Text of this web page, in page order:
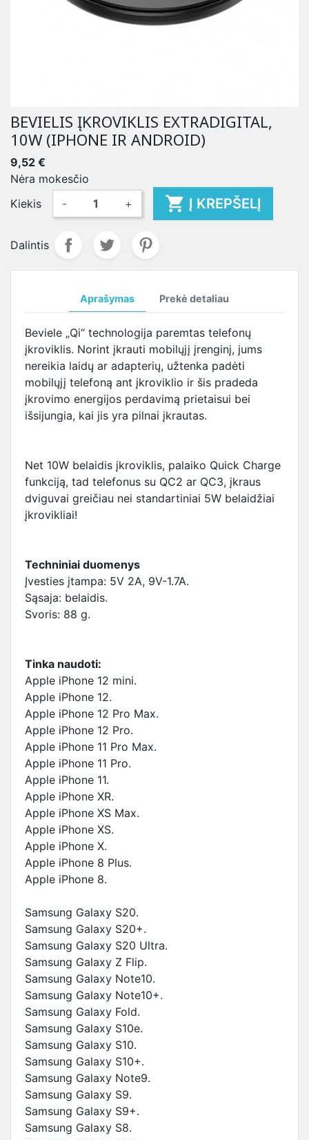
BEVIELIS ĮKROVIKLIS EXTRADIGITAL,
10W (IPHONE IR ANDROID)
9,52 €
Nėra mokesčio
Kiekis
- +  Į KREPŠELĮ
Dalintis
Aprašymas Prekė detaliau
Beviele „Qi“ technologija paremtas telefonų
įkroviklis. Norint įkrauti mobilųjį įrenginį, jums
nereikia laidų ar adapterių, užtenka padėti
mobilųjį telefoną ant įkroviklio ir šis pradeda
įkrovimo energijos perdavimą prietaisui bei
išsijungia, kai jis yra pilnai įkrautas.
Net 10W belaidis įkroviklis, palaiko Quick Charge
funkciją, tad telefonus su QC2 ar QC3, įkraus
dviguvai greičiau nei standartiniai 5W belaidžiai
įkrovikliai!
Techniniai duomenys
Įvesties įtampa: 5V 2A, 9V-1.7A.
Sąsaja: belaidis.
Svoris: 88 g.
Tinka naudoti:
Apple iPhone 12 mini.
Apple iPhone 12.
Apple iPhone 12 Pro Max.
Apple iPhone 12 Pro.
Apple iPhone 11 Pro Max.
Apple iPhone 11 Pro.
Apple iPhone 11.
Apple iPhone XR.
Apple iPhone XS Max.
Apple iPhone XS.
Apple iPhone X.
Apple iPhone 8 Plus.
Apple iPhone 8.
Samsung Galaxy S20.
Samsung Galaxy S20+.
Samsung Galaxy S20 Ultra.
Samsung Galaxy Z Flip.
Samsung Galaxy Note10.
Samsung Galaxy Note10+.
Samsung Galaxy Fold.
Samsung Galaxy S10e.
Samsung Galaxy S10.
Samsung Galaxy S10+.
Samsung Galaxy Note9.
Samsung Galaxy S9.
Samsung Galaxy S9+.
Samsung Galaxy S8.